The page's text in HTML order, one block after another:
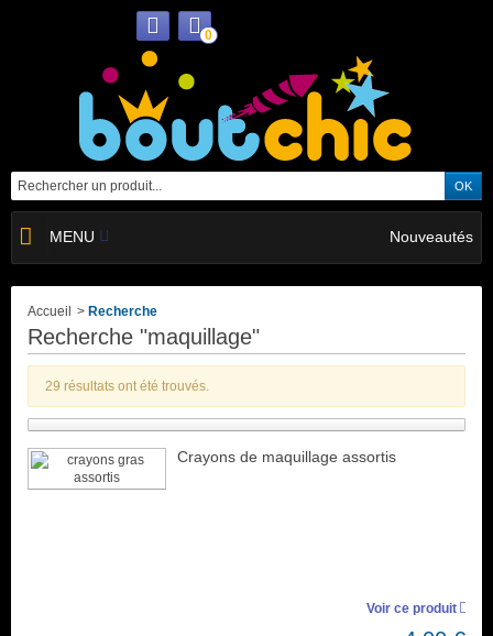
0
MENU Nouveautés
Accueil > Recherche
Recherche "maquillage"
29 résultats ont été trouvés.
Crayons de maquillage assortis
Voir ce produit